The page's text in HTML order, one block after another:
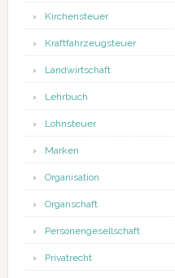
Kirchensteuer
Kraftfahrzeugsteuer
Landwirtschaft
Lehrbuch
Lohnsteuer
Marken
Organisation
Organschaft
Personengesellschaft
Privatrecht